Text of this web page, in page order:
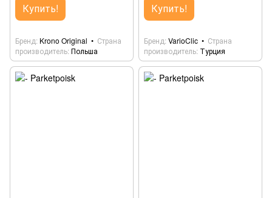
Купить!
Бренд Krono Original
Страна
производитель Польша
Купить!
Бренд VarioClic
Страна
производитель Турция